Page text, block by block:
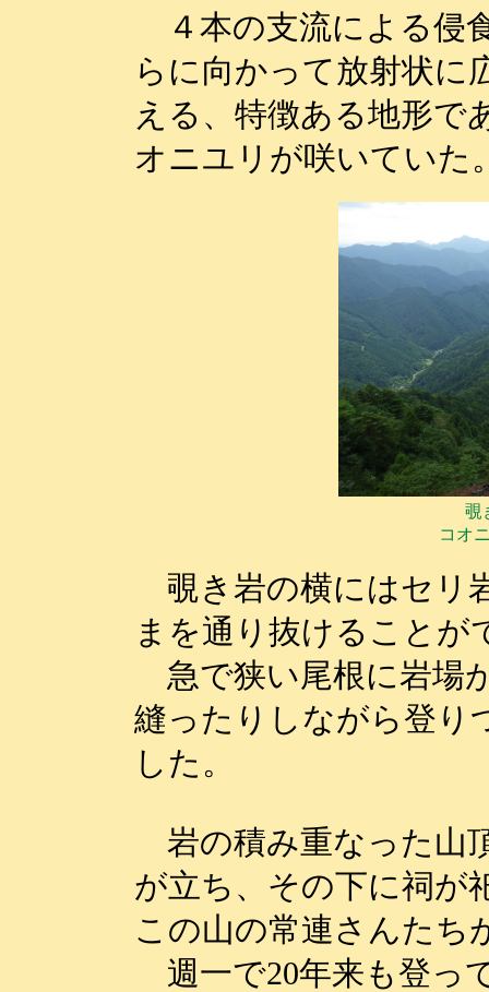
４本の支流による侵
らに向かって放射状に
える、特徴ある地形で
オニユリが咲いていた
覗
コオ
覗き岩の横にはセリ
まを通り抜けることが
急で狭い尾根に岩場
縫ったりしながら登り
した。
岩の積み重なった山
が立ち、その下に祠が
この山の常連さんたち
週一で20年来も登っ